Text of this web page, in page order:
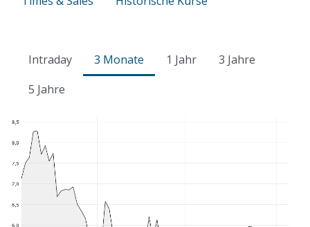
Intraday 3 Monate 1 Jahr
3 Jahre
5 Jahre